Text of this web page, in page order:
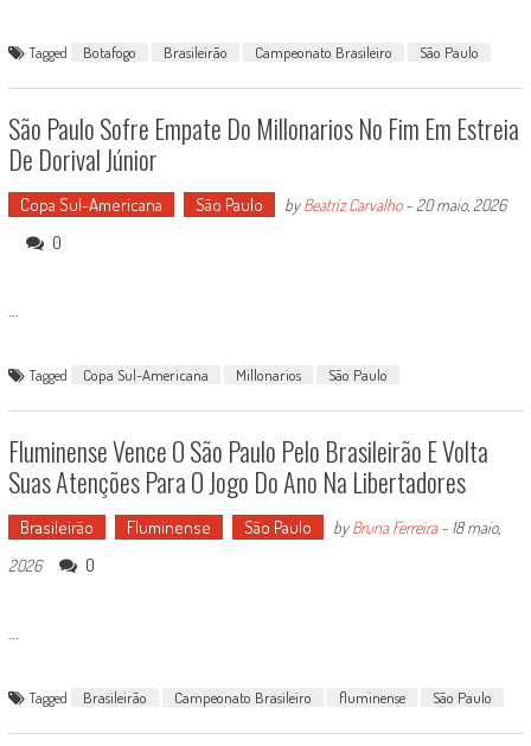
Tagged Botafogo Brasileirão Campeonato Brasileiro São Paulo
São Paulo Sofre Empate Do Millonarios No Fim Em Estreia
De Dorival Júnior
Copa Sul-Americana São Paulo byBeatriz Carvalho- 20 maio, 2026
0
...
Tagged Copa Sul-Americana Millonarios São Paulo
Fluminense Vence O São Paulo Pelo Brasileirão E Volta
Suas Atenções Para O Jogo Do Ano Na Libertadores
Brasileirão Fluminense São Paulo byBruna Ferreira- 18 maio,
2026
0
...
Tagged Brasileirão Campeonato Brasileiro fluminense São Paulo